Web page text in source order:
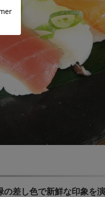
差し色で新鮮な印象を